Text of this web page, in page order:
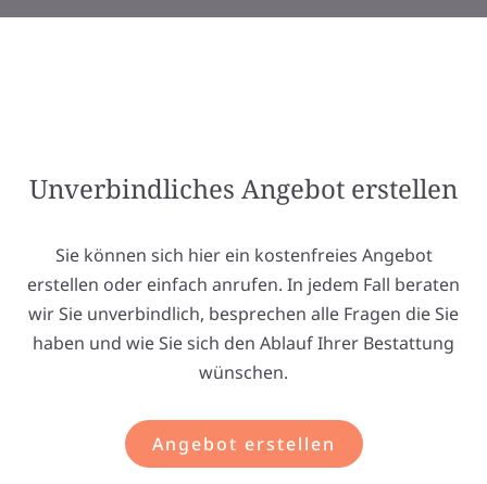
Unverbindliches Angebot erstellen
Sie können sich hier ein kostenfreies Angebot
erstellen oder einfach anrufen. In jedem Fall beraten
wir Sie unverbindlich, besprechen alle Fragen die Sie
haben und wie Sie sich den Ablauf Ihrer Bestattung
wünschen.
Angebot erstellen